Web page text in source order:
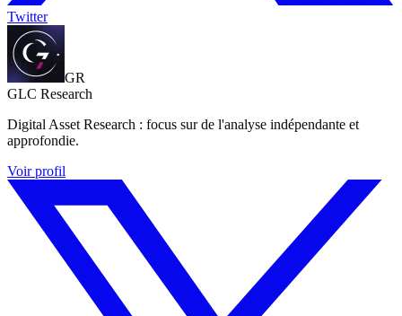
Twitter
GR
GLC Research
Digital Asset Research : focus sur de l'analyse indépendante et
approfondie.
Voir profil